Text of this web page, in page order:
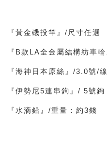
『黃金磯投竿』/尺寸任選
『B款LA全金屬結構紡車
『海神日本原絲』/3.0號/
『伊勢尼5連串鉤』/ 5號鉤
『水滴鉛』/重量：約3錢